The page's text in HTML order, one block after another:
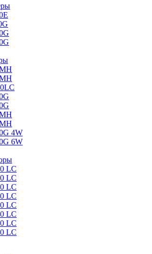
4W
6W
LC
LC
LC
LC
LC
LC
LC
LC